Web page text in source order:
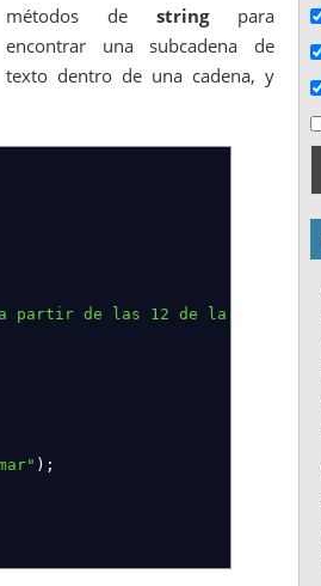
métodos destringpara
encontrar una subcadena de
texto dentro de una cadena, y
a partir de las 12 de la noche es
) ;